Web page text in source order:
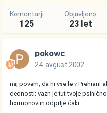
Komentarji
125
Objavljeno
23 let
pokowc
24. avgust 2002
naj povem, da ni vse le v Prehrani
dednosti; važn je tut tvoje
hormonov in odprtje čakr .